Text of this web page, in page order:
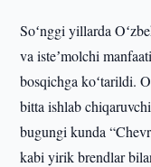
Soʻnggi yillarda
va isteʼmolchi
bosqichga koʻtarildi.
bitta ishlab
bugungi kunda
kabi yirik brendlar